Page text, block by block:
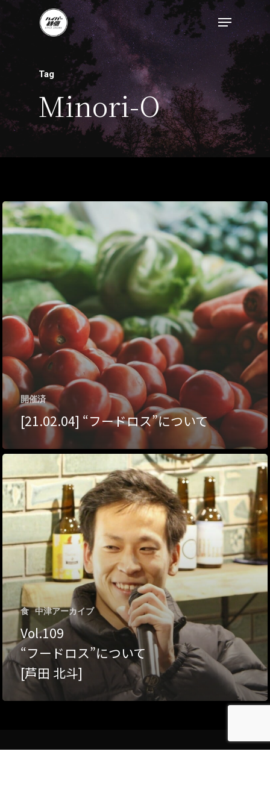
Tag
Minori-O
開催済
[21.02.04] “フードロス”について
食 中津アーカイブ
Vol.109
“フードロス”について
[芦田 北斗]
トップページ
ハイパー縁側とは
ハイパー縁側@中津
ハイパー縁側@天満
ハイパー縁側@中山
ハイパー縁側@私市
ハイパー縁側@三輪
ハイパー縁側@夢キ
ハイパー縁側@東本
ハイパー縁側@阿倍
ハイパー縁側@新京
ハイパー縁側@塩屋
ハイパー縁側@梅田
祭
ハイパー縁側@車山
Archives
Archives リスト表示
Category
アート／文化／音楽
クラフト
コミュニティ／まちづ
ビジネス／起業／経営
医療／健康／福祉
食
アクセス
お問い合わせ
About Hyper Engawa
E:
info@hyper-
F: